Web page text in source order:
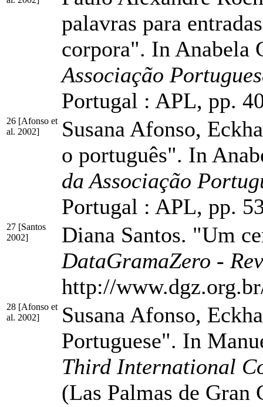
palavras para
corpora". In Anabela
Associação
Portugal : APL, pp.
26 [Afonso et
al. 2002]
Susana Afonso,
o português". In
da Associação
Portugal : APL, pp.
27 [Santos
2002]
Diana Santos. "Um
DataGramaZero -
http://
28 [Afonso et
al. 2002]
Susana Afonso,
Portuguese". In
Third International
(Las Palmas de Gran